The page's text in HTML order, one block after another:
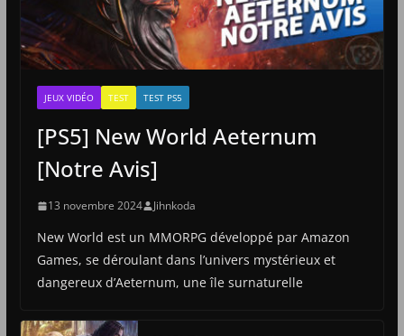
JEUX VIDÉO TEST TEST PS5
[PS5] New World Aeternum
[Notre Avis]
13 novembre 2024 Jihnkoda
New World est un MMORPG développé par Amazon
Games, se déroulant dans l’univers mystérieux et
dangereux d’Aeternum, une île surnaturelle